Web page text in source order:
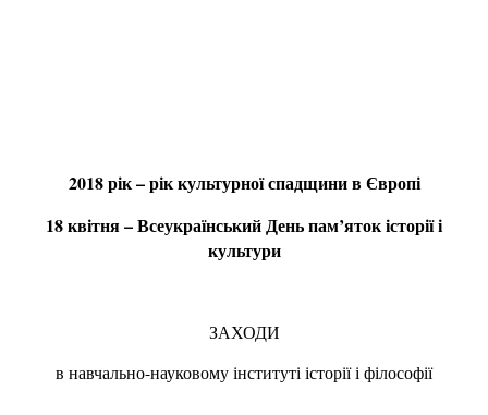
2018 рік – рік культурної спадщини в Європі
18 квітня – Всеукраїнський День пам’яток історії і
культури
ЗАХОДИ
в навчально-науковому інституті історії і філософії